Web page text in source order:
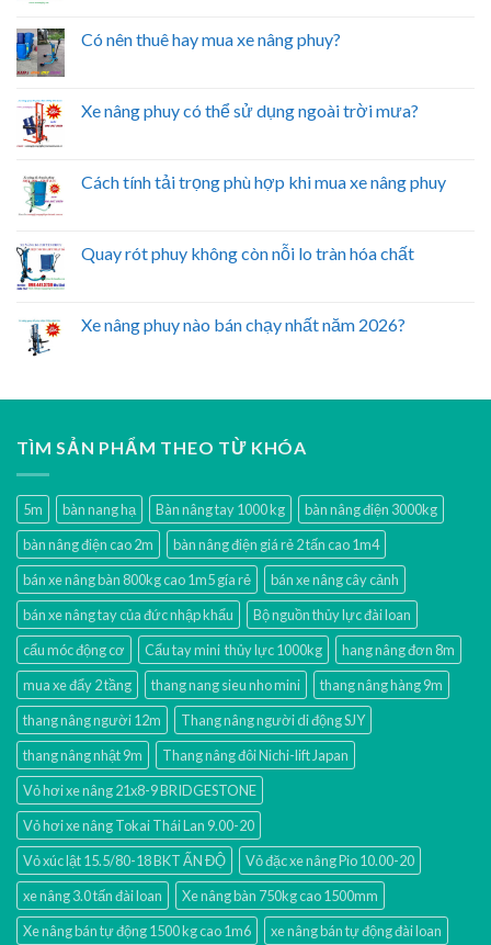
Có nên thuê hay mua xe nâng phuy?
Xe nâng phuy có thể sử dụng ngoài trời mưa?
Cách tính tải trọng phù hợp khi mua xe nâng phuy
Quay rót phuy không còn nỗi lo tràn hóa chất
Xe nâng phuy nào bán chạy nhất năm 2026?
TÌM SẢN PHẨM THEO TỪ KHÓA
5m bàn nang hạ Bàn nâng tay 1000 kg
bàn nâng điện 3000kg
bàn nâng điện cao 2m
bàn nâng điện giá rẻ 2 tấn cao 1m4
bán xe nâng bàn 800kg cao 1m5 gía rẻ
bán xe nâng cây cảnh
bán xe nâng tay của đức nhập khẩu
Bộ nguồn thủy lực đài loan
cẩu móc động cơ
Cẩu tay mini thủy lực 1000kg
hang nâng đơn 8m
mua xe đẩy 2 tầng
thang nang sieu nho mini
thang nâng hàng 9m
thang nâng người 12m
Thang nâng người di động SJY
thang nâng nhật 9m
Thang nâng đôi Nichi-lift Japan
Vỏ hơi xe nâng 21x8-9 BRIDGESTONE
Vỏ hơi xe nâng Tokai Thái Lan 9.00-20
Vỏ xúc lật 15.5/80-18 BKT ẤN ĐỘ
Vỏ đặc xe nâng Pio 10.00-20
xe nâng 3.0 tấn đài loan
Xe nâng bàn 750kg cao 1500mm
Xe nâng bán tự động 1500 kg cao 1m6
xe nâng bán tự động đài loan